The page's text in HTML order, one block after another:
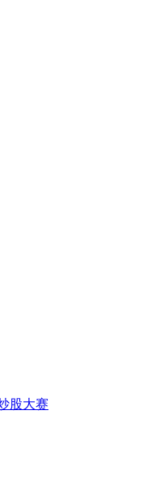
股大赛